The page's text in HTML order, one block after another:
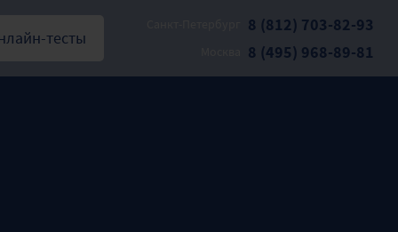
тесты
8 (812) 703-82-93
8 (495) 968-89-81